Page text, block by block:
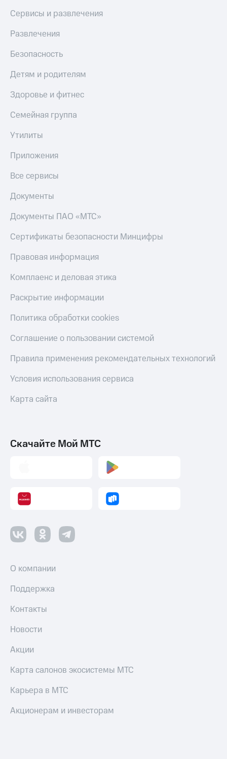
Сервисы и развлечения
Развлечения
Безопасность
Детям и родителям
Здоровье и фитнес
Семейная группа
Утилиты
Приложения
Все сервисы
Документы
Документы ПАО «МТС»
Сертификаты безопасности Минцифры
Правовая информация
Комплаенс и деловая этика
Раскрытие информации
Политика обработки cookies
Соглашение о пользовании системой
Правила применения рекомендательных технологий
Условия использования сервиса
Карта сайта
Скачайте Мой МТС
О компании
Поддержка
Контакты
Новости
Акции
Карта салонов экосистемы МТС
Карьера в МТС
Акционерам и инвесторам